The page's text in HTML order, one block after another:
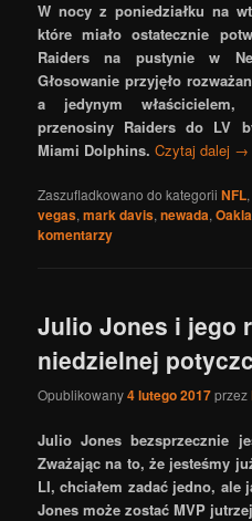
W nocy z poniedziałku na
które miało ostatecznie
Raiders na pustynie w
Głosowanie przyjęło
a jedynym właścicielem,
przenosiny Raiders do LV
Miami Dolphins. Czytaj dalej →
Zaszufladkowano do kategorii NFL
vegas,mark davis,newada,
komentarzy
Julio Jones i jego
niedzielnej
Opublikowany4 lutego 2017przez
Julio Jones bezsprzecznie
Zważając na to, że jesteśmy
LI, chciałem zadać jedno, ale
Jones może zostać MVP